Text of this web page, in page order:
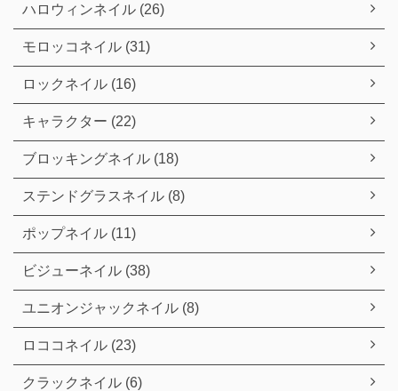
ハロウィンネイル (26)
モロッコネイル (31)
ロックネイル (16)
キャラクター (22)
ブロッキングネイル (18)
ステンドグラスネイル (8)
ポップネイル (11)
ビジューネイル (38)
ユニオンジャックネイル (8)
ロココネイル (23)
クラックネイル (6)